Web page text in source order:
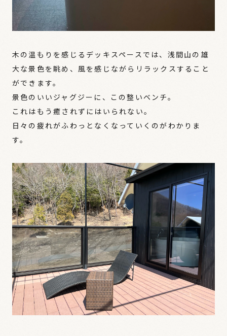
木の温もりを感じるデッキスペースでは、浅間山の雄
大な景色を眺め、風を感じながらリラックスすること
ができます。
景色のいいジャグジーに、この整いベンチ。
これはもう癒されずにはいられない。
日々の疲れがふわっとなくなっていくのがわかりま
す。